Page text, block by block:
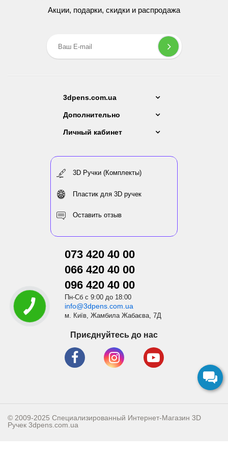
Акции, подарки, скидки и распродажа
3dpens.com.ua
Дополнительно
Личный кабинет
3D Ручки (Комплекты)
Пластик для 3D ручек
Оставить отзыв
073 420 40 00
066 420 40 00
096 420 40 00
Пн-Сб с 9:00 до 18:00
info@3dpens.com.ua
м. Київ, Жамбила Жабаєва, 7Д
Приєднуйтесь до нас
© 2009-2025 Специализированный Интернет-Магазин 3D
Ручек 3dpens.com.ua